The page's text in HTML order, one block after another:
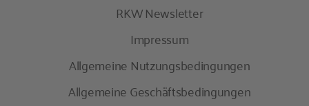
RKW Newsletter
Impressum
Allgemeine Nutzungsbedingungen
Allgemeine Geschäftsbedingungen